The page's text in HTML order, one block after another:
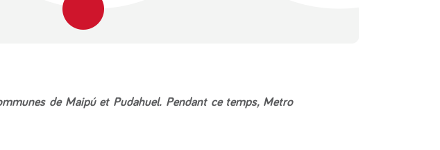
de Maipú et Pudahuel. Pendant ce temps, Metro